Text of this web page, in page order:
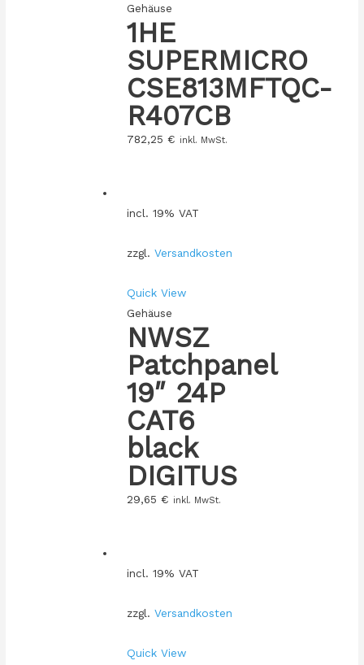
Gehäuse
1HE
SUPERMICRO
CSE813MFTQC-
R407CB
782,25 € inkl. MwSt.
incl. 19% VAT
zzgl. Versandkosten
Quick View
Gehäuse
NWSZ
Patchpanel
19″ 24P
CAT6
black
DIGITUS
29,65 € inkl. MwSt.
incl. 19% VAT
zzgl. Versandkosten
Quick View